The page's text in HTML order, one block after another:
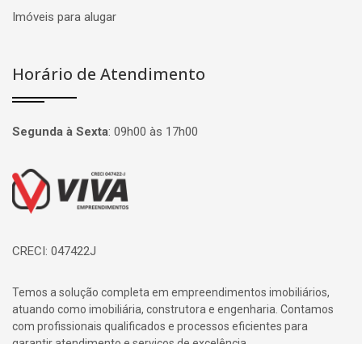
Imóveis para alugar
Horário de Atendimento
Segunda à Sexta: 09h00 às 17h00
Página inicial
CRECI: 047422J
Temos a solução completa em empreendimentos imobiliários,
atuando como imobiliária, construtora e engenharia. Contamos
com profissionais qualificados e processos eficientes para